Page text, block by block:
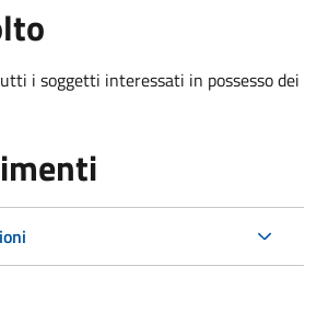
i soggetti interessati in possesso dei